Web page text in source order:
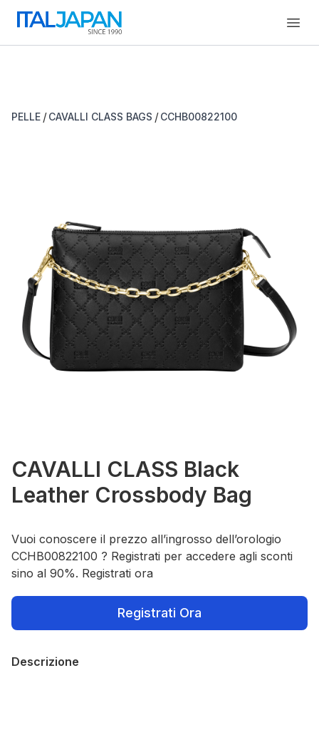
PELLE / CAVALLI CLASS BAGS / CCHB00822100
CAVALLI CLASS Black
Leather Crossbody Bag
Vuoi conoscere il prezzo all’ingrosso dell’orologio
CCHB00822100 ? Registrati per accedere agli sconti
sino al 90%. Registrati ora
Registrati Ora
Descrizione